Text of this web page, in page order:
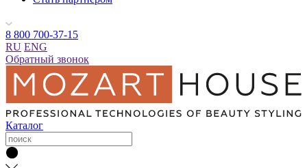
8 800 700-37-15
RU ENG
Обратный звонок
Каталог